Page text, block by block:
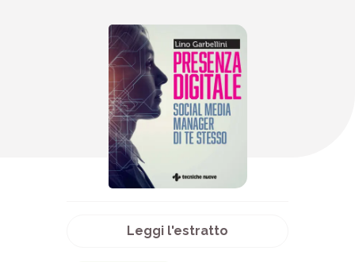
Leggi l'estratto